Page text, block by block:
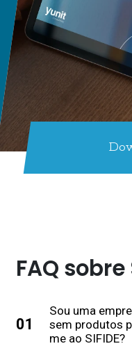
FAQ sobre
Sou uma
sem produtos
me ao SIFIDE?